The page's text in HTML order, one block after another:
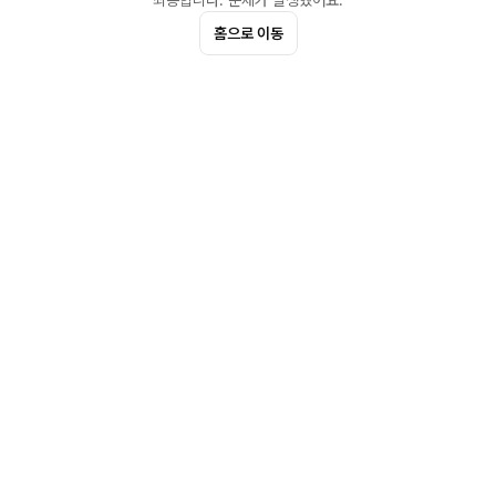
홈으로 이동